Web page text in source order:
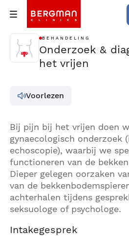
BEHANDELING
Onderzoek &
het vrijen
Voorlezen
Bij pijn bij het vrijen doen
gynaecologisch onderzoek
echoscopie), waarbij we
functioneren van de
Dieper gelegen oorzaken
van de
achterhalen tijdens
seksuologe of psychologe.
Intakegesprek